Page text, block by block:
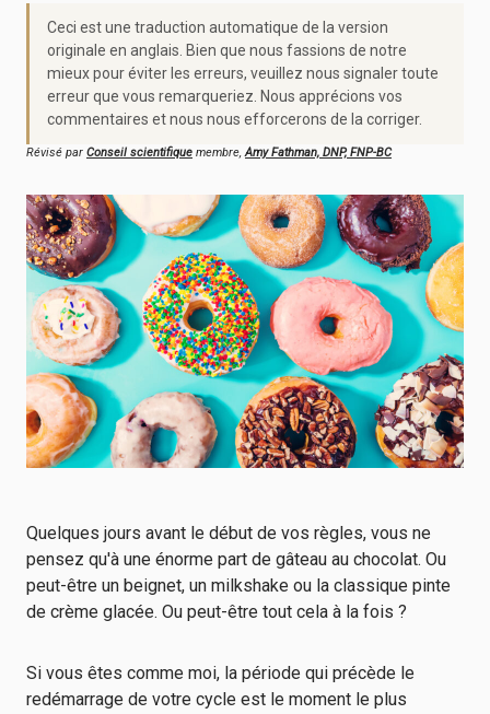
Ceci est une traduction automatique de la version
originale en anglais. Bien que nous fassions de notre
mieux pour éviter les erreurs, veuillez nous signaler toute
erreur que vous remarqueriez. Nous apprécions vos
commentaires et nous nous efforcerons de la corriger.
Révisé par Conseil scientifique membre,Amy Fathman, DNP, FNP-BC
Quelques jours avant le début de vos règles, vous ne
pensez qu'à une énorme part de gâteau au chocolat. Ou
peut-être un beignet, un milkshake ou la classique pinte
de crème glacée. Ou peut-être tout cela à la fois ?
Si vous êtes comme moi, la période qui précède le
redémarrage de votre cycle est le moment le plus